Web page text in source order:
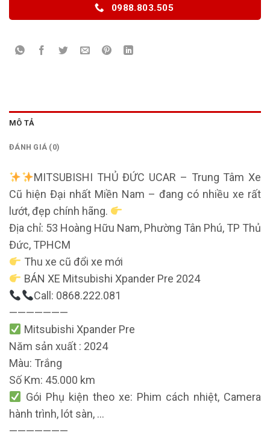
0988.803.505
MÔ TẢ
ĐÁNH GIÁ (0)
MITSUBISHI THỦ ĐỨC UCAR – Trung Tâm Xe
Cũ hiện Đại nhất Miền Nam – đang có nhiều xe rất
lướt, đẹp chính hãng.
Địa chỉ: 53 Hoàng Hữu Nam, Phường Tân Phú, TP Thủ
Đức, TPHCM
Thu xe cũ đổi xe mới
BÁN XE Mitsubishi Xpander Pre 2024
Call: 0868.222.081
———————
Mitsubishi Xpander Pre
Năm sản xuất : 2024
Màu: Trắng
Số Km: 45.000 km
Gói Phụ kiện theo xe: Phim cách nhiệt, Camera
hành trình, lót sàn, …
———————